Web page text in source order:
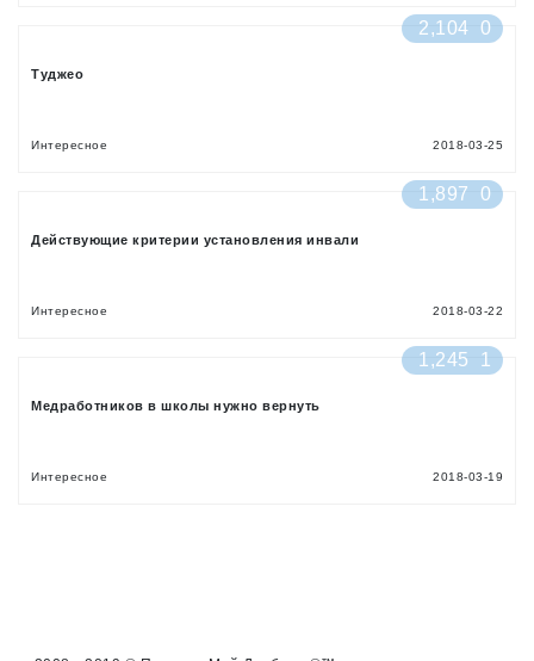
2,104 0
Туджео
Интересное 2018-03-25
1,897 0
Действующие критерии установления инвали
Интересное 2018-03-22
1,245 1
Медработников в школы нужно вернуть
Интересное 2018-03-19